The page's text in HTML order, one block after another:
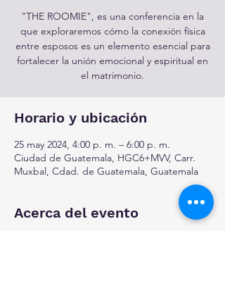
"THE ROOMIE", es una conferencia en la
que exploraremos cómo la conexión física
entre esposos es un elemento esencial para
fortalecer la unión emocional y espiritual en
el matrimonio.
Horario y ubicación
25 may 2024, 4:00 p. m. – 6:00 p. m.
Ciudad de Guatemala, HGC6+MVV, Carr.
Muxbal, Cdad. de Guatemala, Guatemala
Acerca del evento